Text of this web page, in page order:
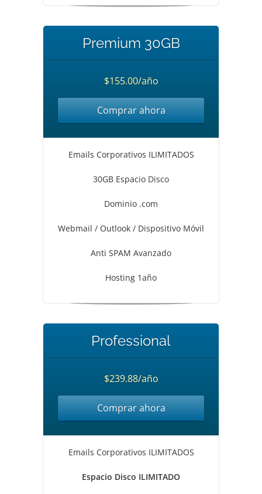
Premium 30GB
$155.00/año
Comprar ahora
Emails Corporativos ILIMITADOS
30GB Espacio Disco
Dominio .com
Webmail / Outlook / Dispositivo Móvil
Anti SPAM Avanzado
Hosting 1año
Professional
$239.88/año
Comprar ahora
Emails Corporativos ILIMITADOS
Espacio Disco ILIMITADO